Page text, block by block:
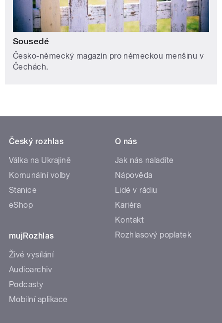
Sousedé
Česko-německý magazín pro německou menšinu v
Čechách.
Český rozhlas
Válka na Ukrajině
Komunální volby
Stanice
eShop
mujRozhlas
Živé vysílání
Audioarchiv
Podcasty
Mobilní aplikace
O nás
Jak nás naladíte
Nápověda
Lidé v rádiu
Kariéra
Kontakt
Rozhlasový poplatek